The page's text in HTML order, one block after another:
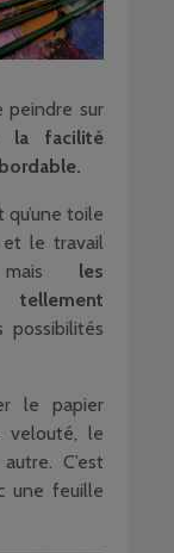
peindre sur
la facilité
toile
et le travail
mais les
tellement
le papier
velouté, le
C’est
une feuille